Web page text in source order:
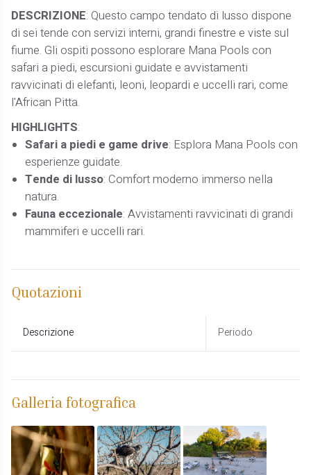
DESCRIZIONE: Questo campo tendato di lusso dispone
di sei tende con servizi interni, grandi finestre e viste sul
fiume. Gli ospiti possono esplorare Mana Pools con
safari a piedi, escursioni guidate e avvistamenti
ravvicinati di elefanti, leoni, leopardi e uccelli rari, come
l'African Pitta.
HIGHLIGHTS:
Safari a piedi e game drive: Esplora Mana Pools con
esperienze guidate.
Tende di lusso: Comfort moderno immerso nella
natura.
Fauna eccezionale: Avvistamenti ravvicinati di grandi
mammiferi e uccelli rari.
Quotazioni
Descrizione Periodo
Galleria fotografica